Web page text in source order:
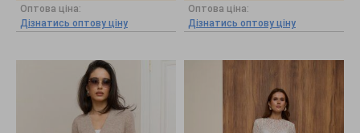
Оптова ціна:
Дізнатись оптову ціну
Оптова ціна:
Дізнатись оптову ціну